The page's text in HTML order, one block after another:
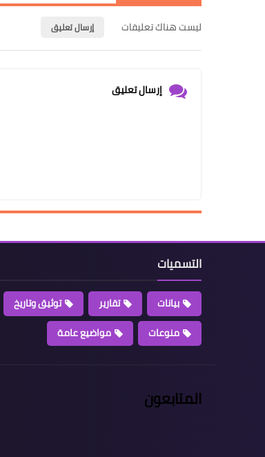
ليست هناك تعليقات إرسال تعليق
إرسال تعليق
التسميات
بيانات تقارير توثيق وتاريخ
منوعات
مواضيع عامة
المتابعون